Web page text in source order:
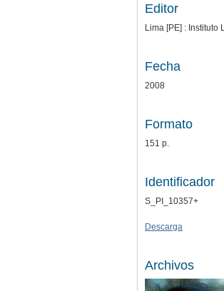
Editor
Lima [PE] : Instituto
Fecha
2008
Formato
151 p.
Identificador
S_PI_10357+
Descarga
Archivos